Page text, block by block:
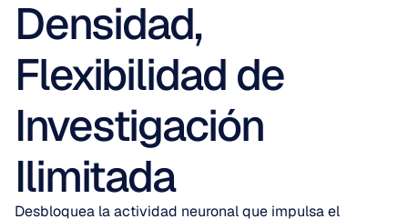
Densidad,
Flexibilidad de
Investigación
Ilimitada
Desbloquea la actividad neuronal que impulsa el